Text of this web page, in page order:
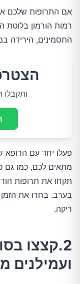
רמות הורמון בלוטת
התסמינים, הירידה
ותקבלו
פעלו יחד עם הרופא
מתאים לכם, כמו גם
תקחו את תרופות
בערב. בחרו את
ריקה.
2.קצצו
ועמילנים